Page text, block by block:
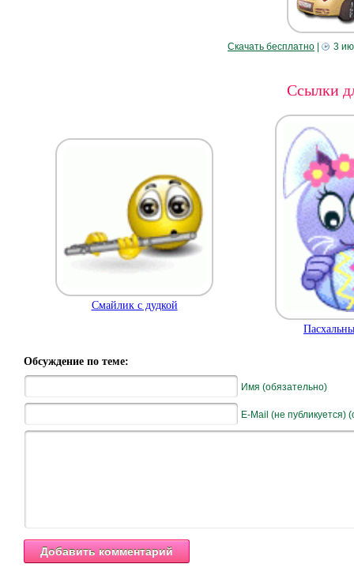
Скачать бесплатно 3
Ссылки
Смайлик с дудкой
Обсуждение по теме:
Имя (обязательно)
E-Mail (не публикуется)